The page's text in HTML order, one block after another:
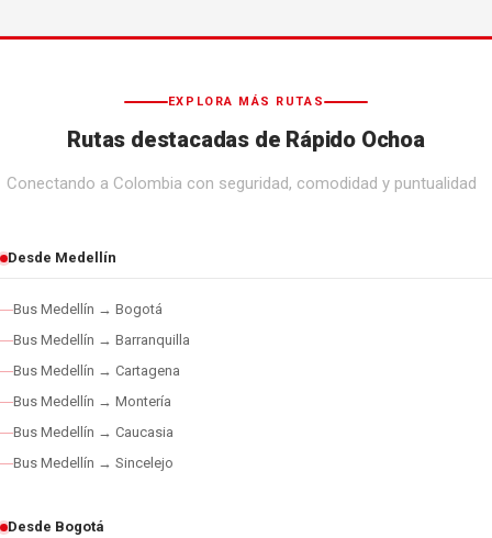
EXPLORA MÁS RUTAS
Rutas destacadas de Rápido Ochoa
Conectando a Colombia con seguridad, comodidad y puntualidad
Desde Medellín
Bus Medellín → Bogotá
Bus Medellín → Barranquilla
Bus Medellín → Cartagena
Bus Medellín → Montería
Bus Medellín → Caucasia
Bus Medellín → Sincelejo
Desde Bogotá